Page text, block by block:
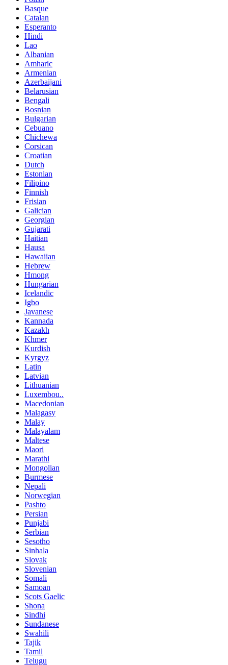
Basque
Catalan
Esperanto
Hindi
Lao
Albanian
Amharic
Armenian
Azerbaijani
Belarusian
Bengali
Bosnian
Bulgarian
Cebuano
Chichewa
Corsican
Croatian
Dutch
Estonian
Filipino
Finnish
Frisian
Galician
Georgian
Gujarati
Haitian
Hausa
Hawaiian
Hebrew
Hmong
Hungarian
Icelandic
Igbo
Javanese
Kannada
Kazakh
Khmer
Kurdish
Kyrgyz
Latin
Latvian
Lithuanian
Luxembou..
Macedonian
Malagasy
Malay
Malayalam
Maltese
Maori
Marathi
Mongolian
Burmese
Nepali
Norwegian
Pashto
Persian
Punjabi
Serbian
Sesotho
Sinhala
Slovak
Slovenian
Somali
Samoan
Scots Gaelic
Shona
Sindhi
Sundanese
Swahili
Tajik
Tamil
Telugu